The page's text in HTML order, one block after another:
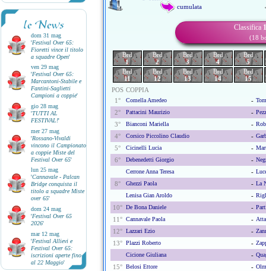
le News
dom 31 mag
'Festival Over 65:
Fioretti vince il titolo
a squadre Open'
ven 29 mag
'Festival Over 65:
Marcantoni-Stabile e
Fantini-Saglietti
Campioni a coppie'
gio 28 mag
'TUTTI AL
FESTIVAL!'
mer 27 mag
'Rossano-Vivaldi
vincono il Campionato
a coppie Miste del
Festival Over 65'
lun 25 mag
'Cannavale - Palcan
Bridge conquista il
titolo a squadre Miste
over 65'
dom 24 mag
'Festival Over 65
2026'
mar 12 mag
'Festival Allievi e
Festival Over 65:
iscrizioni aperte fino
al 22 Maggio'
cumulata
Classifica
(18
Brd
1
Brd
2
Brd
3
Brd
4
Brd
5
Brd
11
Brd
12
Brd
13
Brd
14
Brd
15
POS COPPIA
1°
Comella Amedeo -
2° Pattacini Maurizio -
3° Bianconi Mariella -
4° Corsico Piccolino Claudio -
5° Cicinelli Lucia -
6° Debenedetti Giorgio -
Cerrone Anna Teresa
-
8° Ghezzi Paola - La
Lenisa Gian Aroldo
-
10° De Bona Daniele -
11° Cannavale Paola -
12° Lazzari Ezio -
13° Plazzi Roberto -
Cicione Giuliana
-
15° Belosi Ettore -